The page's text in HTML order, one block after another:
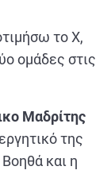
το Χ,
ομάδες στις
Μαδρίτης
της
Βοηθά και η